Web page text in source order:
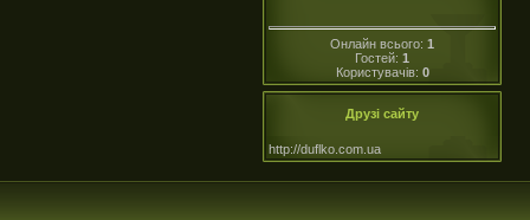
Онлайн всього: 1
Гостей: 1
Користувачів: 0
Друзі сайту
http://duflko.com.ua